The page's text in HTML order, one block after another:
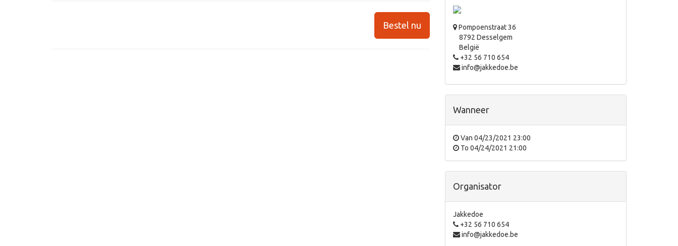
Bestel nu
Pompoenstraat 36
8792 Desselgem
België
+32 56 710 654
info@jakkedoe.be
Wanneer
Van 04/23/2021 23:00
To 04/24/2021 21:00
Organisator
Jakkedoe
+32 56 710 654
info@jakkedoe.be